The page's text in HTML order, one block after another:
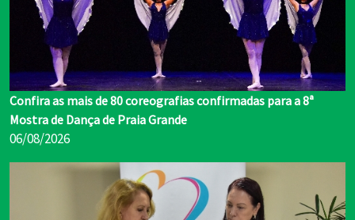
Confira as mais de 80 coreografias confirmadas para a 8ª
Mostra de Dança de Praia Grande
06/08/2026